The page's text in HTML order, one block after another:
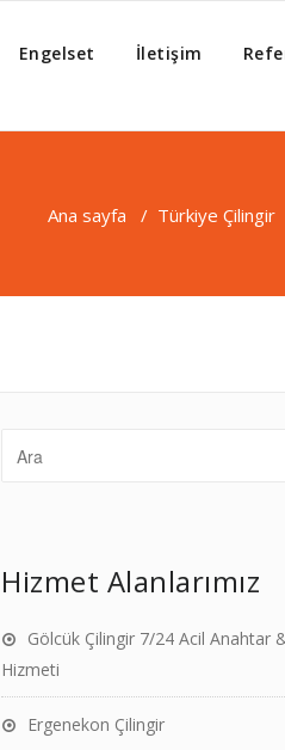
Engelset İletişim
Ana sayfa / Türkiye Çilingir
Hizmet Alanlarımız
Gölcük Çilingir 7/24 Acil Anahtar
Hizmeti
Ergenekon Çilingir